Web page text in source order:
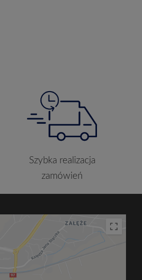
Szybka realizacja
zamówień